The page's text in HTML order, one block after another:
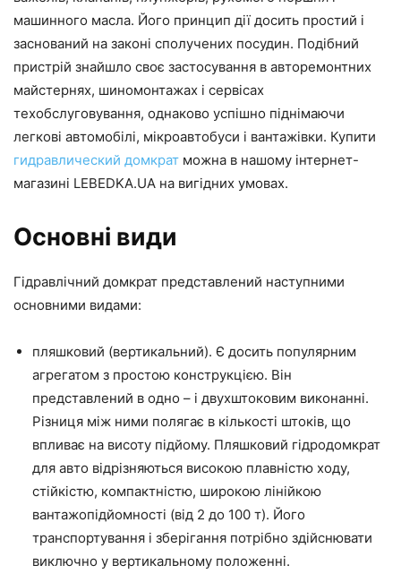
машинного масла. Його принцип дії досить простий і
заснований на законі сполучених посудин. Подібний
пристрій знайшло своє застосування в авторемонтних
майстернях, шиномонтажах і сервісах
техобслуговування, однаково успішно піднімаючи
легкові автомобілі, мікроавтобуси і вантажівки. Купити
гидравлический домкрат можна в нашому інтернет-
магазині LEBEDKA.UA на вигідних умовах.
Основні види
Гідравлічний домкрат представлений наступними
основними видами:
пляшковий (вертикальний). Є досить популярним
агрегатом з простою конструкцією. Він
представлений в одно – і двухштоковим виконанні.
Різниця між ними полягає в кількості штоків, що
впливає на висоту підйому. Пляшковий гідродомкрат
для авто відрізняються високою плавністю ходу,
стійкістю, компактністю, широкою лінійкою
вантажопідйомності (від 2 до 100 т). Його
транспортування і зберігання потрібно здійснювати
виключно у вертикальному положенні.